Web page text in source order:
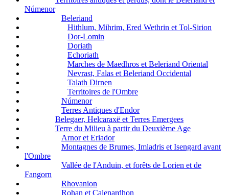
Númenor
Beleriand
Hithlum, Mihrim, Ered Wethrin et Tol-Sirion
Dor-Lomin
Doriath
Echoriath
Marches de Maedhros et Beleriand Oriental
Nevrast, Falas et Beleriand Occidental
Talath Dirnen
Territoires de l'Ombre
Númenor
Terres Antiques d'Endor
Belegaer, Helcaraxë et Terres Emergees
Terre du Milieu à partir du Deuxième Age
Arnor et Eriador
Montagnes de Brumes, Imladris et Isengard avant
l'Ombre
Vallée de l'Anduin, et forêts de Lorien et de
Fangorn
Rhovanion
Rohan et Calenardhon